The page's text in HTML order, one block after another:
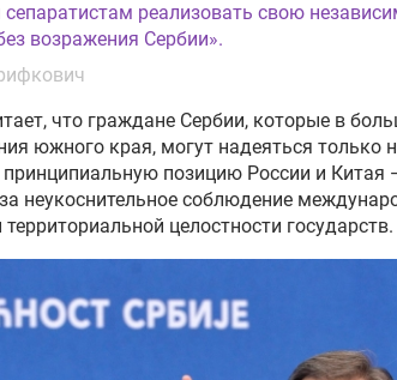
реализовать свою
возражения Сербии».
что граждане Сербии, которые в
южного края, могут надеяться только
позицию России и Китая
неукоснительное соблюдение
территориальной целостности государств.